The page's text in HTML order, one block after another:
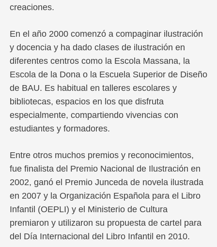
creaciones.
En el año 2000 comenzó a compaginar ilustración
y docencia y ha dado clases de ilustración en
diferentes centros como la Escola Massana, la
Escola de la Dona o la Escuela Superior de Diseño
de BAU. Es habitual en talleres escolares y
bibliotecas, espacios en los que disfruta
especialmente, compartiendo vivencias con
estudiantes y formadores.
Entre otros muchos premios y reconocimientos,
fue finalista del Premio Nacional de Ilustración en
2002, ganó el Premio Junceda de novela ilustrada
en 2007 y la Organización Española para el Libro
Infantil (OEPLI) y el Ministerio de Cultura
premiaron y utilizaron su propuesta de cartel para
del Día Internacional del Libro Infantil en 2010.